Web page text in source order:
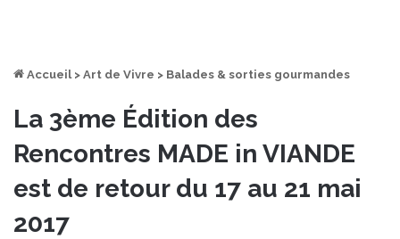
Accueil > Art de Vivre > Balades & sorties gourmandes
La 3ème Édition des
Rencontres MADE in VIANDE
est de retour du 17 au 21 mai
2017